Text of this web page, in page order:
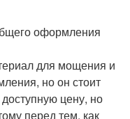
оформления
для мощения и
но он стоит
цену, но
перед тем, как